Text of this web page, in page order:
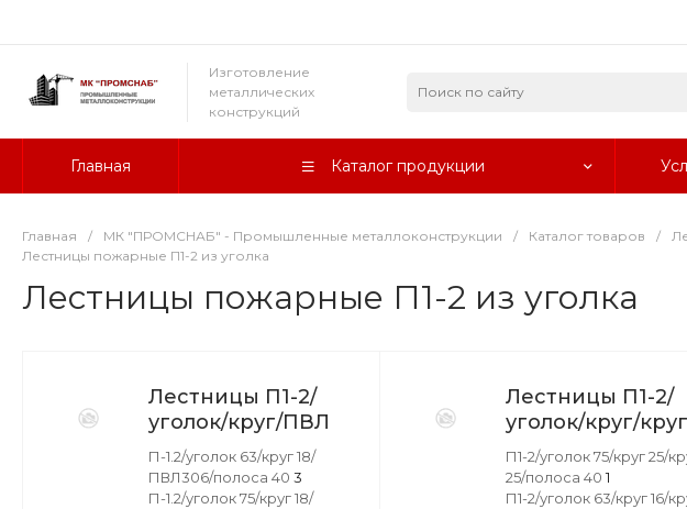
Изготовление
металлических
конструкций
Главная Каталог продукции
Главная / МК "ПРОМСНАБ" - Промышленные металлоконструкции / Каталог товаров /
Лестницы пожарные П1-2 из уголка
Лестницы пожарные П1-2 из уголка
Лестницы П1-2/
уголок/круг/ПВЛ
П-1.2/уголок 63/круг 18/
ПВЛ306/полоса 40 3
П-1.2/уголок 75/круг 18/
Лестницы П1-2/
уголок/круг/круг
П1-2/уголок 75/круг 25/
25/полоса 40 1
П1-2/уголок 63/круг 16/